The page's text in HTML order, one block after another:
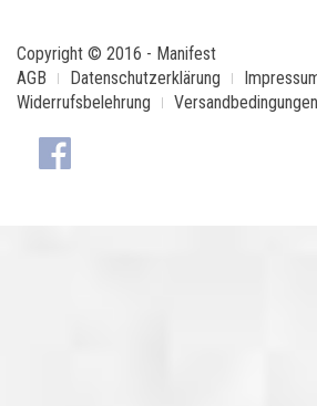
Copyright © 2016 - Manifest
AGB
Datenschutzerklärung
Widerrufsbelehrung
Versandbedingungen